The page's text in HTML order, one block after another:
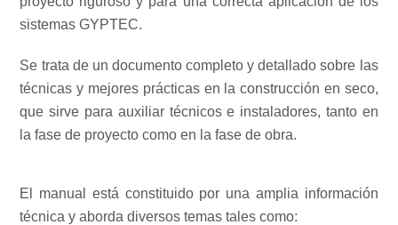
sistemas GYPTEC.
Se trata de un documento completo y detallado sobre las
técnicas y mejores prácticas en la construcción en seco,
que sirve para auxiliar técnicos e instaladores, tanto en
la fase de proyecto como en la fase de obra.
El manual está constituido por una amplia información
técnica y aborda diversos temas tales como: